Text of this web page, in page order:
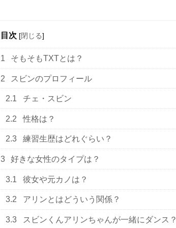
目次 [閉じる]
1 そもそもTXTとは？
2 スビンのプロフィール
2.1 チェ・スビン
2.2 性格は？
2.3 練習生歴はどれぐらい？
3 好きな女性のタイプは？
3.1 彼女や元カノは？
3.2 アリンとはどういう関係？
3.3 スビンくんアリンちゃんが一緒にダンス？